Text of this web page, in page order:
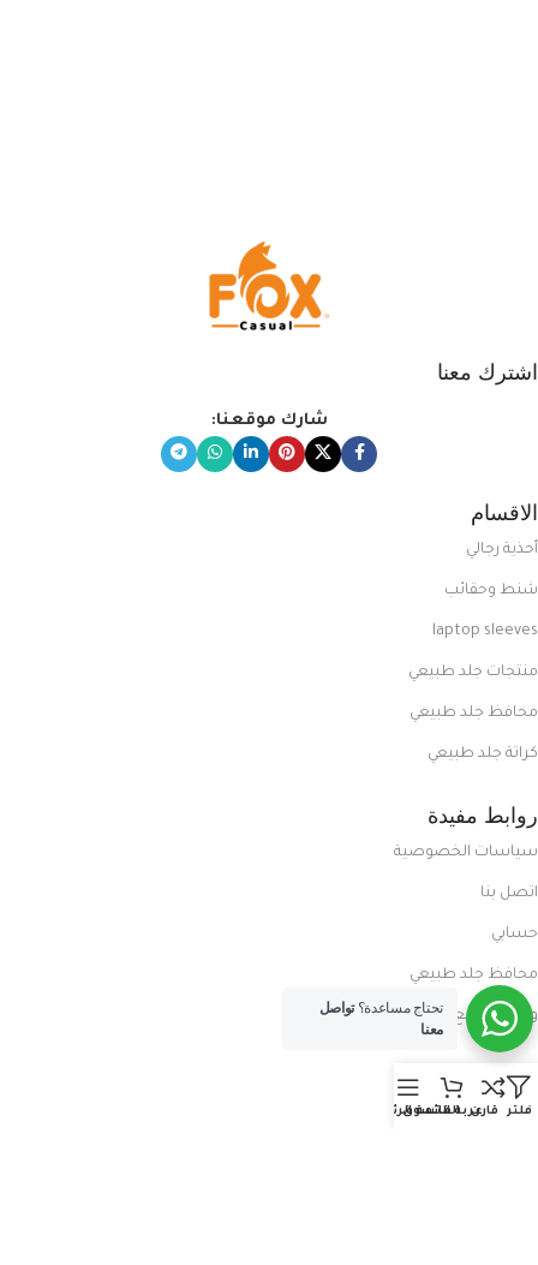
اشترك معنا
شارك موقعنا:
الاقسام
أحذية رجالي
شنط وحقائب
laptop sleeves
منتجات جلد طبيعي
محافظ جلد طبيعي
كراتة جلد طبيعي
روابط مفيدة
سياسات الخصوصية
اتصل بنا
حسابي
محافظ جلد طبيعي
ورش تصنيع شنط
روابط مفيدة
المدونة
فلتر قارنعربة التسوق
القائمة الرئيسية
تحتاج مساعدة؟تواصل
معنا